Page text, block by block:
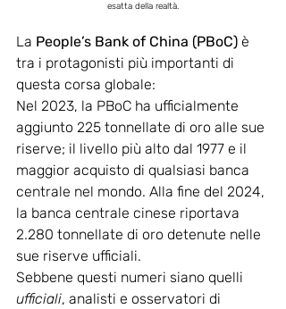
esatta della realtà.
La People’s Bank of China (PBoC) è
tra i protagonisti più importanti di
questa corsa globale:
Nel 2023, la PBoC ha ufficialmente
aggiunto 225 tonnellate di oro alle sue
riserve; il livello più alto dal 1977 e il
maggior acquisto di qualsiasi banca
centrale nel mondo. Alla fine del 2024,
la banca centrale cinese riportava
2.280 tonnellate di oro detenute nelle
sue riserve ufficiali.
Sebbene questi numeri siano quelli
ufficiali, analisti e osservatori di